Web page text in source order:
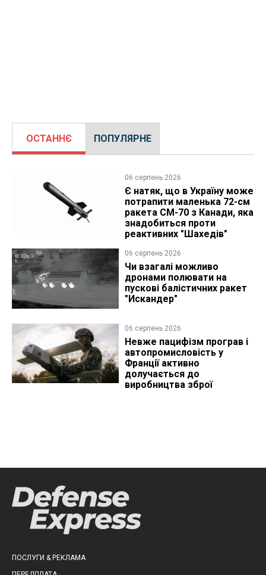
ОСТАННЄ ПОПУЛЯРНЕ
06 серпень 2026
Є натяк, що в Україну може
потрапити маленька 72-см
ракета CM-70 з Канади, яка
знадобиться проти
реактивних "Шахедів"
06 серпень 2026
Чи взагалі можливо
дронами полювати на
пускові балістичних ракет
"Искандер"
06 серпень 2026
Невже пацифізм програв і
автопромисловість у
Франції активно
долучається до
виробництва зброї
ПОСЛУГИ & РЕКЛАМА